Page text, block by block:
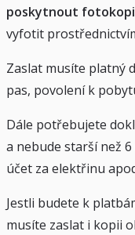
poskytnout
vyfotit
Zaslat musíte platný
pas, povolení k
Dále potřebujete
a nebude starší než
účet za elektřinu
Jestli budete k
musíte zaslat i kopii